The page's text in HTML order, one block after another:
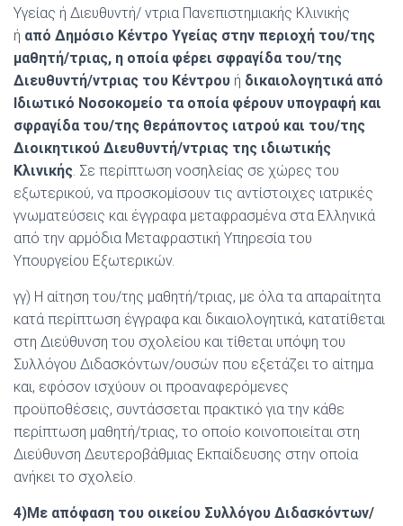
Υγείας ή Διευθυντή/ ντρια Πανεπιστημιακής Κλινικής
ή από Δημόσιο Κέντρο Υγείας στην περιοχή του/της
μαθητή/τριας, η οποία φέρει σφραγίδα του/της
Διευθυντή/ντριας του Κέντρου ή δικαιολογητικά από
Ιδιωτικό Νοσοκομείο τα οποία φέρουν υπογραφή και
σφραγίδα του/της θεράποντος ιατρού και του/της
Διοικητικού Διευθυντή/ντριας της ιδιωτικής
Κλινικής. Σε περίπτωση νοσηλείας σε χώρες του
εξωτερικού, να προσκομίσουν τις αντίστοιχες ιατρικές
γνωματεύσεις και έγγραφα μεταφρασμένα στα Ελληνικά
από την αρμόδια Μεταφραστική Υπηρεσία του
Υπουργείου Εξωτερικών.
γγ) Η αίτηση του/της μαθητή/τριας, με όλα τα απαραίτητα
κατά περίπτωση έγγραφα και δικαιολογητικά, κατατίθεται
στη Διεύθυνση του σχολείου και τίθεται υπόψη του
Συλλόγου Διδασκόντων/ουσών που εξετάζει το αίτημα
και, εφόσον ισχύουν οι προαναφερόμενες
προϋποθέσεις, συντάσσεται πρακτικό για την κάθε
περίπτωση μαθητή/τριας, το οποίο κοινοποιείται στη
Διεύθυνση Δευτεροβάθμιας Εκπαίδευσης στην οποία
ανήκει το σχολείο.
4)Με απόφαση του οικείου Συλλόγου Διδασκόντων/